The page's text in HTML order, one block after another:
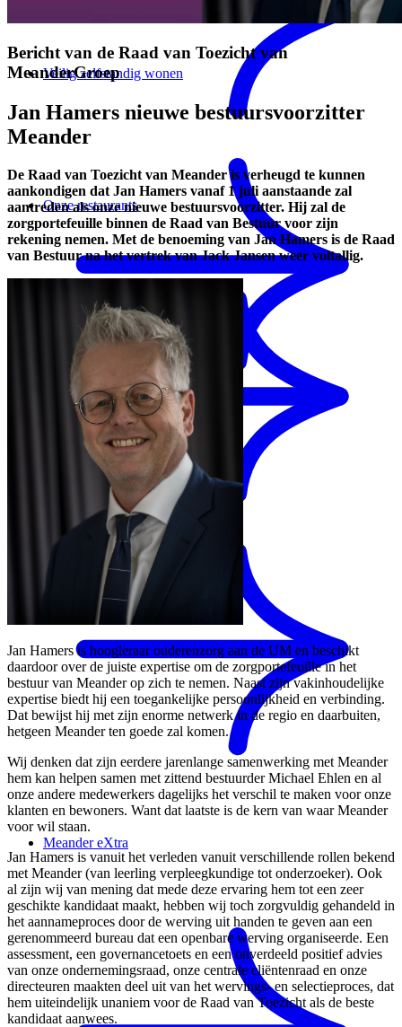
Veilig zelfstandig wonen
Mantelzorgondersteuning
Meander eXtra
Onze restaurants
Bericht van de Raad van Toezicht van
MeanderGroep
Jan Hamers nieuwe bestuursvoorzitter
Meander
De Raad van Toezicht van Meander is verheugd te kunnen
aankondigen dat Jan Hamers vanaf 1 juli aanstaande zal
aantreden als onze nieuwe bestuursvoorzitter. Hij zal de
zorgportefeuille binnen de Raad van Bestuur voor zijn
rekening nemen. Met de benoeming van Jan Hamers is de Raad
van Bestuur na het vertrek van Jack Jansen weer voltallig.
Jan Hamers is hoogleraar ouderenzorg aan de UM en beschikt
daardoor over de juiste expertise om de zorgportefeuille in het
bestuur van Meander op zich te nemen. Naast zijn vakinhoudelijke
expertise biedt hij een toegankelijke persoonlijkheid en verbinding.
Dat bewijst hij met zijn enorme netwerk in de regio en daarbuiten,
hetgeen Meander ten goede zal komen.
Wij denken dat zijn eerdere jarenlange samenwerking met Meander
hem kan helpen samen met zittend bestuurder Michael Ehlen en al
onze andere medewerkers dagelijks het verschil te maken voor onze
klanten en bewoners. Want dat laatste is de kern van waar Meander
voor wil staan.
Jan Hamers is vanuit het verleden vanuit verschillende rollen bekend
met Meander (van leerling verpleegkundige tot onderzoeker). Ook
al zijn wij van mening dat mede deze ervaring hem tot een zeer
geschikte kandidaat maakt, hebben wij toch zorgvuldig gehandeld in
het aannameproces door de werving uit handen te geven aan een
gerenommeerd bureau dat een openbare werving organiseerde. Een
assessment, een governancetoets en een onverdeeld positief advies
van onze ondernemingsraad, onze centrale cliëntenraad en onze
directeuren maakten deel uit van het wervings- en selectieproces, dat
hem uiteindelijk unaniem voor de Raad van Toezicht als de beste
kandidaat aanwees.